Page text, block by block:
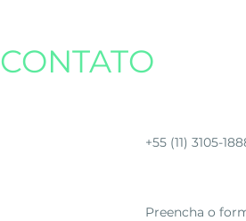
CONTATO
+55 (11) 3105-
Preencha o